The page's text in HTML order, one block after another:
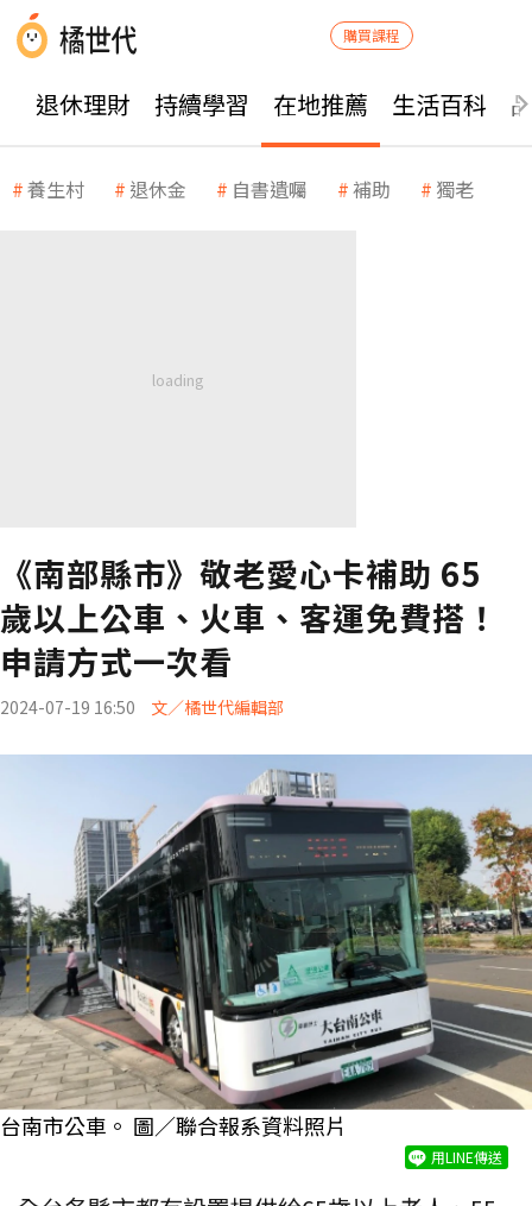
購買課程
退休理財 持續學習 在地推薦 生活百科
養生村 退休金 自書遺囑 補助 獨老
《南部縣市》敬老愛心卡補助 65
歲以上公車、火車、客運免費搭！
申請方式一次看
2024-07-19 16:50 文／橘世代編輯部
台南市公車。 圖／聯合報系資料照片
用LINE傳送